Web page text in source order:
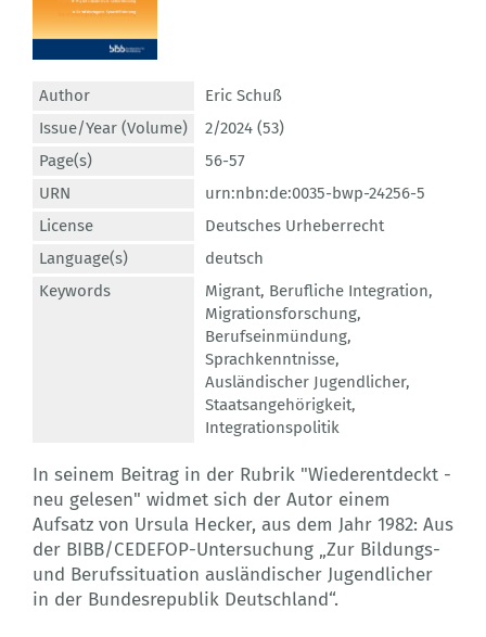
Author
Eric Schuß
Issue/Year (Volume)
2/2024 (53)
Page(s)
56-57
URN
urn:nbn:de:0035-bwp-24256-5
License
Deutsches Urheberrecht
Language(s)
deutsch
Keywords
Migrant, Berufliche Integration,
Migrationsforschung,
Berufseinmündung,
Sprachkenntnisse,
Ausländischer Jugendlicher,
Staatsangehörigkeit,
Integrationspolitik
In seinem Beitrag in der Rubrik "Wiederentdeckt -
neu gelesen" widmet sich der Autor einem
Aufsatz von Ursula Hecker, aus dem Jahr 1982: Aus
der BIBB/CEDEFOP-Untersuchung „Zur Bildungs-
und Berufssituation ausländischer Jugendlicher
in der Bundesrepublik Deutschland“.